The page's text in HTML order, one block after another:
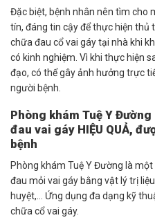
Đặc biệt, bệnh nhân nên tìm cho
tín, đáng tin cậy để thực hiện
chữa đau cổ vai gáy tại nhà khi
có kinh nghiệm. Vì khi thực hiện
đạo, có thể gây ảnh hưởng trực
người bệnh.
Phòng khám Tuệ Y
đau vai gáy HIỆU QUẢ,
bệnh
Phòng khám Tuệ Y Đường là
đau mỏi vai gáy bằng vật lý trị
huyệt,… Ứng dụng đa dạng kỹ
chữa cổ vai gáy.